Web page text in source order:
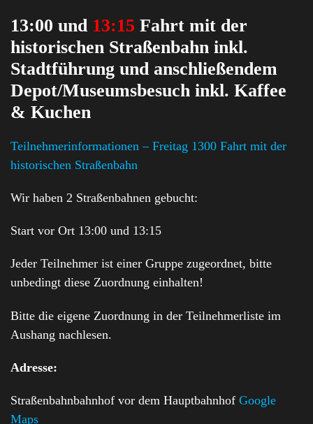
13:00 und 13:15 Fahrt mit der
historischen Straßenbahn inkl.
Stadtführung und anschließendem
Depot/Museumsbesuch inkl. Kaffee
& Kuchen
Teilnehmerinformationen – Freitag 1300 Fahrt mit der
historischen Straßenbahn
Wir haben 2 Straßenbahnen gebucht:
Start vor Ort 13:00 und 13:15
Jeder Teilnehmer ist einer Gruppe zugeordnet, bitte
unbedingt diese Zuordnung einhalten!
Bitte die eigene Zuordnung in der Teilnehmerliste im
Aushang nachlesen.
Adresse:
Straßenbahnbahnhof vor dem Hauptbahnhof Google
Maps